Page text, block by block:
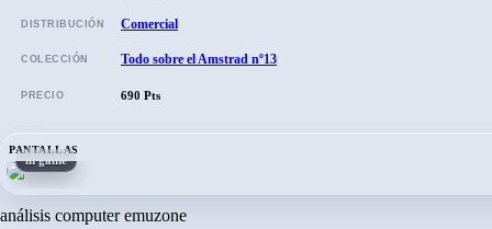
PANTALLAS
in game
análisis computer emuzone
DISTRIBUCIÓN Comercial
COLECCIÓN Todo sobre el Amstrad nº13
PRECIO 690 Pts